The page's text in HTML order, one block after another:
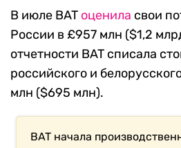
В июле BAT оценила свои
России в £957 млн ($1,2
отчетности BAT списала
российского и
млн ($695 млн).
BAT начала